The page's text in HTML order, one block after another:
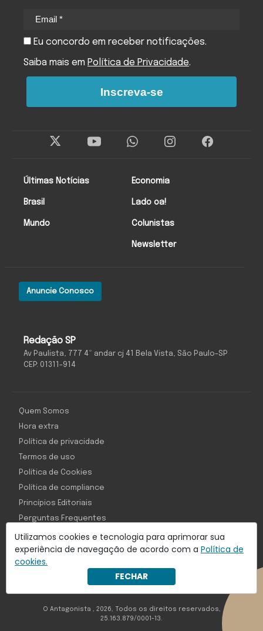
Utilizamos cookies e tecnologia para aprimorar sua
experiência de navegação de acordo com a Política de
cookies.
FECHAR
Redação SP
Av Paulista, 777 4º andar cj 41 Bela Vista, São Paulo-SP
CEP: 01311-914
Anuncie Conosco
Últimas Notícias
Brasil
Mundo
Economia
Lado oa!
Colunistas
Newsletter
Eu concordo em receber notificações.
Saiba mais em Política de Privacidade.
Inscreva-se
Com inteligência e tecnologia:
Object1ve - Marketing Solution
Quem Somos
Hora extra
Política de privacidade
Termos de uso
Política de Cookies
Política de compliance
Princípios Editoriais
Perguntas Frequentes
O Antagonista , 2026, Todos os direitos reservados,
25.163.879/0001-13.